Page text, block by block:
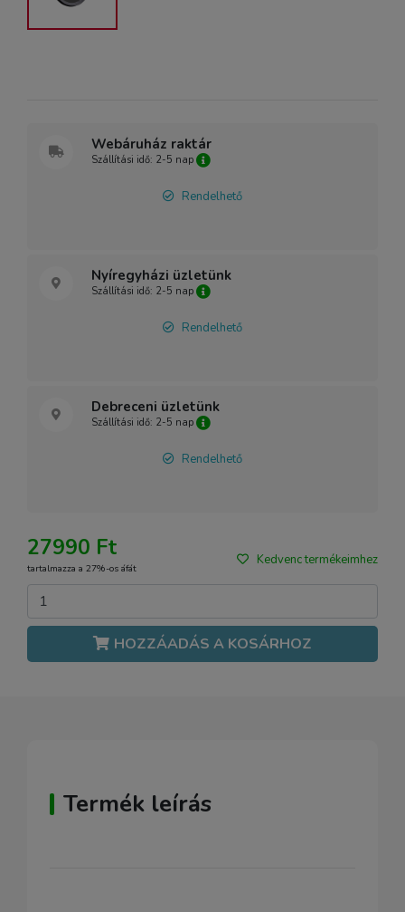
Webáruház raktár
Szállítási idő: 2-5 nap
Rendelhető
Nyíregyházi üzletünk
Szállítási idő: 2-5 nap
Rendelhető
Debreceni üzletünk
Szállítási idő: 2-5 nap
Rendelhető
27990 Ft
tartalmazza a 27%-os áfát
Kedvenc termékeimhez
HOZZÁADÁS A KOSÁRHOZ
Termék leírás